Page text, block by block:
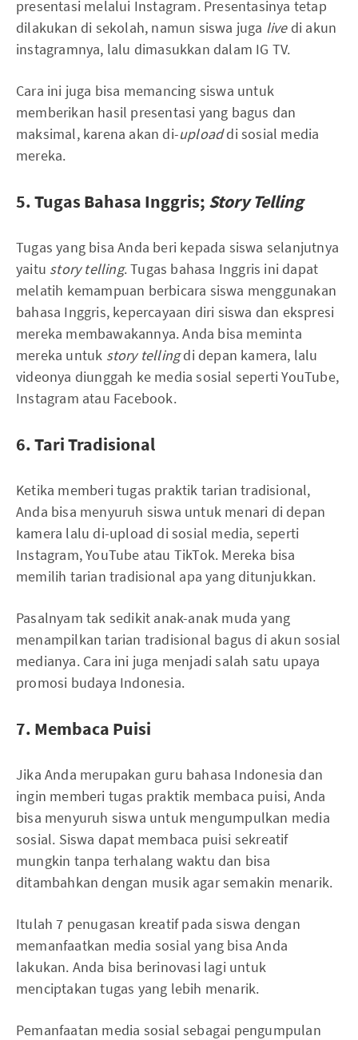
presentasi melalui Instagram. Presentasinya tetap
dilakukan di sekolah, namun siswa juga livedi akun
instagramnya, lalu dimasukkan dalam IG TV.
Cara ini juga bisa memancing siswa untuk
memberikan hasil presentasi yang bagus dan
maksimal, karena akan di-uploaddi sosial media
mereka.
5. Tugas Bahasa Inggris; Story Telling
Tugas yang bisa Anda beri kepada siswa selanjutnya
yaitu story telling. Tugas bahasa Inggris ini dapat
melatih kemampuan berbicara siswa menggunakan
bahasa Inggris, kepercayaan diri siswa dan ekspresi
mereka membawakannya. Anda bisa meminta
mereka untuk story tellingdi depan kamera, lalu
videonya diunggah ke media sosial seperti YouTube,
Instagram atau Facebook.
6. Tari Tradisional
Ketika memberi tugas praktik tarian tradisional,
Anda bisa menyuruh siswa untuk menari di depan
kamera lalu di-upload di sosial media, seperti
Instagram, YouTube atau TikTok. Mereka bisa
memilih tarian tradisional apa yang ditunjukkan.
Pasalnyam tak sedikit anak-anak muda yang
menampilkan tarian tradisional bagus di akun sosial
medianya. Cara ini juga menjadi salah satu upaya
promosi budaya Indonesia.
7. Membaca Puisi
Jika Anda merupakan guru bahasa Indonesia dan
ingin memberi tugas praktik membaca puisi, Anda
bisa menyuruh siswa untuk mengumpulkan media
sosial. Siswa dapat membaca puisi sekreatif
mungkin tanpa terhalang waktu dan bisa
ditambahkan dengan musik agar semakin menarik.
Itulah 7 penugasan kreatif pada siswa dengan
memanfaatkan media sosial yang bisa Anda
lakukan. Anda bisa berinovasi lagi untuk
menciptakan tugas yang lebih menarik.
Pemanfaatan media sosial sebagai pengumpulan